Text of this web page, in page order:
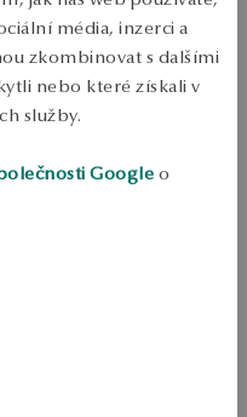
média, inzerci a
zkombinovat s dalšími
nebo které získali v
služby.
Google o